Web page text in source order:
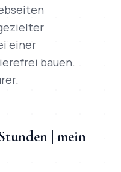
einer
bauen.
| mein